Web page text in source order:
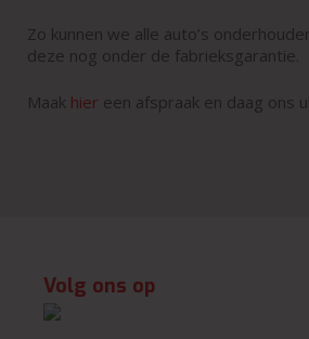
Zo kunnen we alle auto’s
deze nog onder de fabrieksgarantie.
Maak hier een afspraak en daag ons
Volg ons op